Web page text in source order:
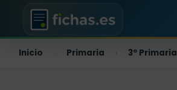
Inicio Primaria 3º Primaria